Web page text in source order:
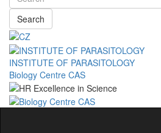
Search
INSTITUTE OF PARASITOLOGY
Biology Centre CAS